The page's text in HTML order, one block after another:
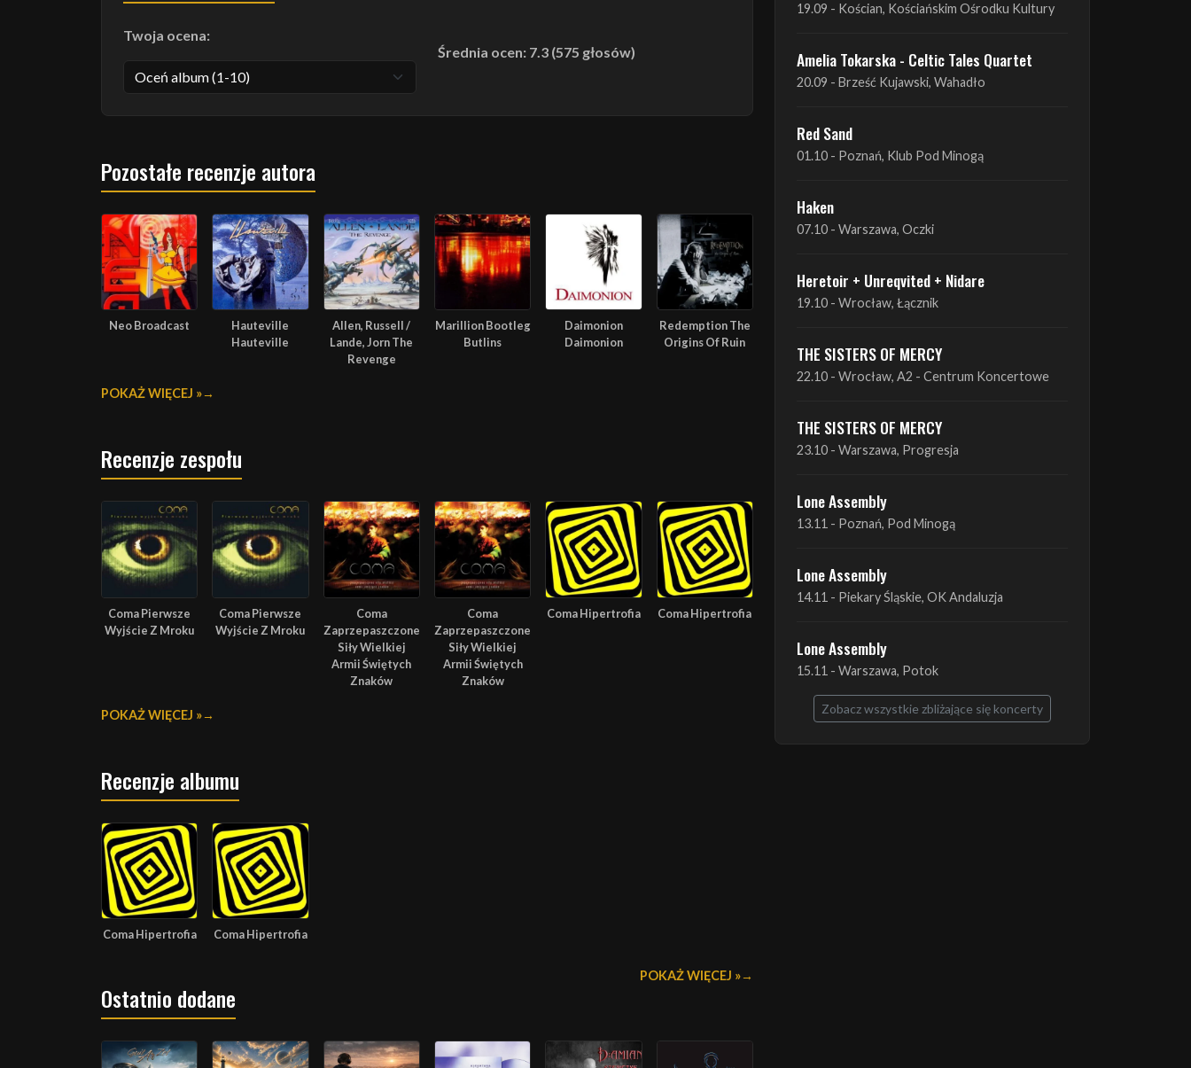
Twoja ocena:
Średnia ocen: 7.3 (575 głosów)
Pozostałe recenzje autora
Neo Broadcast
Hauteville
Hauteville
Allen, Russell /
Lande, Jorn The
Revenge
Marillion Bootleg
Butlins
Daimonion
Daimonion
Redemption The
Origins Of Ruin
POKAŻ WIĘCEJ »
Recenzje zespołu
Coma Pierwsze
Wyjście Z Mroku
Coma Pierwsze
Wyjście Z Mroku
Coma
Zaprzepaszczone
Siły Wielkiej
Armii Świętych
Znaków
Coma
Zaprzepaszczone
Siły Wielkiej
Armii Świętych
Znaków
Coma Hipertrofia Coma Hipertrofia
POKAŻ WIĘCEJ »
Recenzje albumu
Coma Hipertrofia Coma Hipertrofia
POKAŻ WIĘCEJ »
Ostatnio dodane
20.09 - Brześć Kujawski, Wahadło
Red Sand
01.10 - Poznań, Klub Pod Minogą
Haken
07.10 - Warszawa, Oczki
Heretoir + Unreqvited + Nidare
19.10 - Wrocław, Łącznik
THE SISTERS OF MERCY
22.10 - Wrocław, A2 - Centrum Koncertowe
THE SISTERS OF MERCY
23.10 - Warszawa, Progresja
Lone Assembly
13.11 - Poznań, Pod Minogą
Lone Assembly
14.11 - Piekary Śląskie, OK Andaluzja
Lone Assembly
15.11 - Warszawa, Potok
Zobacz wszystkie zbliżające się koncerty